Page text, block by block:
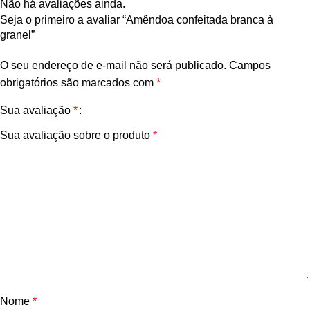
Não há avaliações ainda.
Seja o primeiro a avaliar “Amêndoa confeitada branca à
granel”
O seu endereço de e-mail não será publicado. Campos
obrigatórios são marcados com *
Sua avaliação *
Sua avaliação sobre o produto *
Nome *